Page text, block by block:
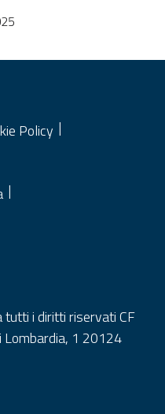
Policy
tutti i diritti riservati CF
1 20124